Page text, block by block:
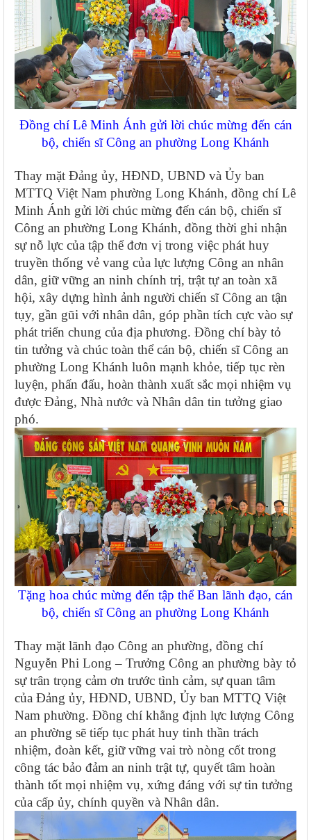
Đồng chí Lê Minh Ánh gửi lời chúc mừng đến cán
bộ, chiến sĩ Công an phường Long Khánh
Thay mặt Đảng ủy, HĐND, UBND và Ủy ban
MTTQ Việt Nam phường Long Khánh, đồng chí Lê
Minh Ánh gửi lời chúc mừng đến cán bộ, chiến sĩ
Công an phường Long Khánh, đồng thời ghi nhận
sự nỗ lực của tập thể đơn vị trong việc phát huy
truyền thống vẻ vang của lực lượng Công an nhân
dân, giữ vững an ninh chính trị, trật tự an toàn xã
hội, xây dựng hình ảnh người chiến sĩ Công an tận
tụy, gần gũi với nhân dân, góp phần tích cực vào sự
phát triển chung của địa phương. Đồng chí bày tỏ
tin tưởng và chúc toàn thể cán bộ, chiến sĩ Công an
phường Long Khánh luôn mạnh khỏe, tiếp tục rèn
luyện, phấn đấu, hoàn thành xuất sắc mọi nhiệm vụ
được Đảng, Nhà nước và Nhân dân tin tưởng giao
phó.
Tặng hoa chúc mừng đến tập thể Ban lãnh đạo, cán
bộ, chiến sĩ Công an phường Long Khánh
Thay mặt lãnh đạo Công an phường, đồng chí
Nguyễn Phi Long – Trưởng Công an phường bày tỏ
sự trân trọng cảm ơn trước tình cảm, sự quan tâm
của Đảng ủy, HĐND, UBND, Ủy ban MTTQ Việt
Nam phường. Đồng chí khẳng định lực lượng Công
an phường sẽ tiếp tục phát huy tinh thần trách
nhiệm, đoàn kết, giữ vững vai trò nòng cốt trong
công tác bảo đảm an ninh trật tự, quyết tâm hoàn
thành tốt mọi nhiệm vụ, xứng đáng với sự tin tưởng
của cấp ủy, chính quyền và Nhân dân.